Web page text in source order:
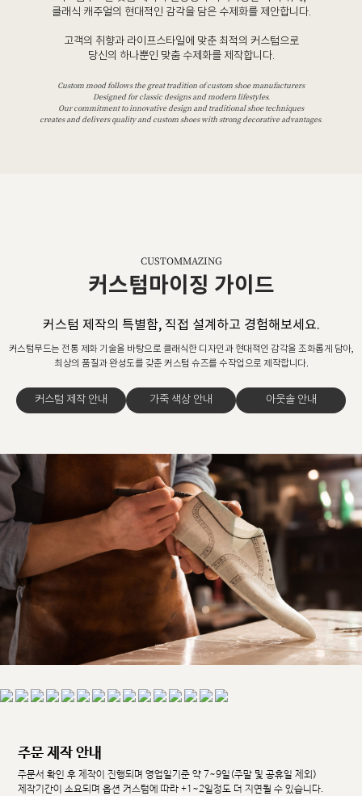
클래식 캐주얼의 현대적인 감각을 담은 수제화를 제안합니다.
고객의 취향과 라이프스타일에 맞춘 최적의 커스텀으로
당신의 하나뿐인 맞춤 수제화를 제작합니다.
Custom mood follows the great tradition of custom shoe manufacturers
Designed for classic designs and modern lifestyles.
Our commitment to innovative design and traditional shoe techniques
creates and delivers quality and custom shoes with strong decorative advantages.
CUSTOMMAZING
커스텀마이징 가이드
커스텀 제작의 특별함, 직접 설계하고 경험해보세요.
커스텀무드는 전통 제화 기술을 바탕으로 클래식한 디자인과 현대적인 감각을 조화롭게 담아,
최상의 품질과 완성도를 갖춘 커스텀 슈즈를 수작업으로 제작합니다.
커스텀 제작 안내 가죽 색상 안내 아웃솔 안내
주문 제작 안내
주문서 확인 후 제작이 진행되며 영업일기준 약 7~9일(주말 및 공휴일 제외)
제작기간이 소요되며 옵션 커스텀에 따라 +1~2일정도 더 지연될 수 있습니다.